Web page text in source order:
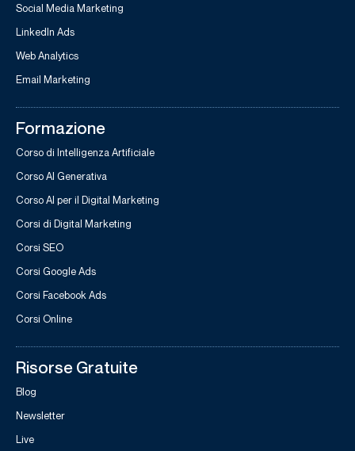
Social Media Marketing
LinkedIn Ads
Web Analytics
Email Marketing
Formazione
Corso di Intelligenza Artificiale
Corso AI Generativa
Corso AI per il Digital Marketing
Corsi di Digital Marketing
Corsi SEO
Corsi Google Ads
Corsi Facebook Ads
Corsi Online
Risorse Gratuite
Blog
Newsletter
Live